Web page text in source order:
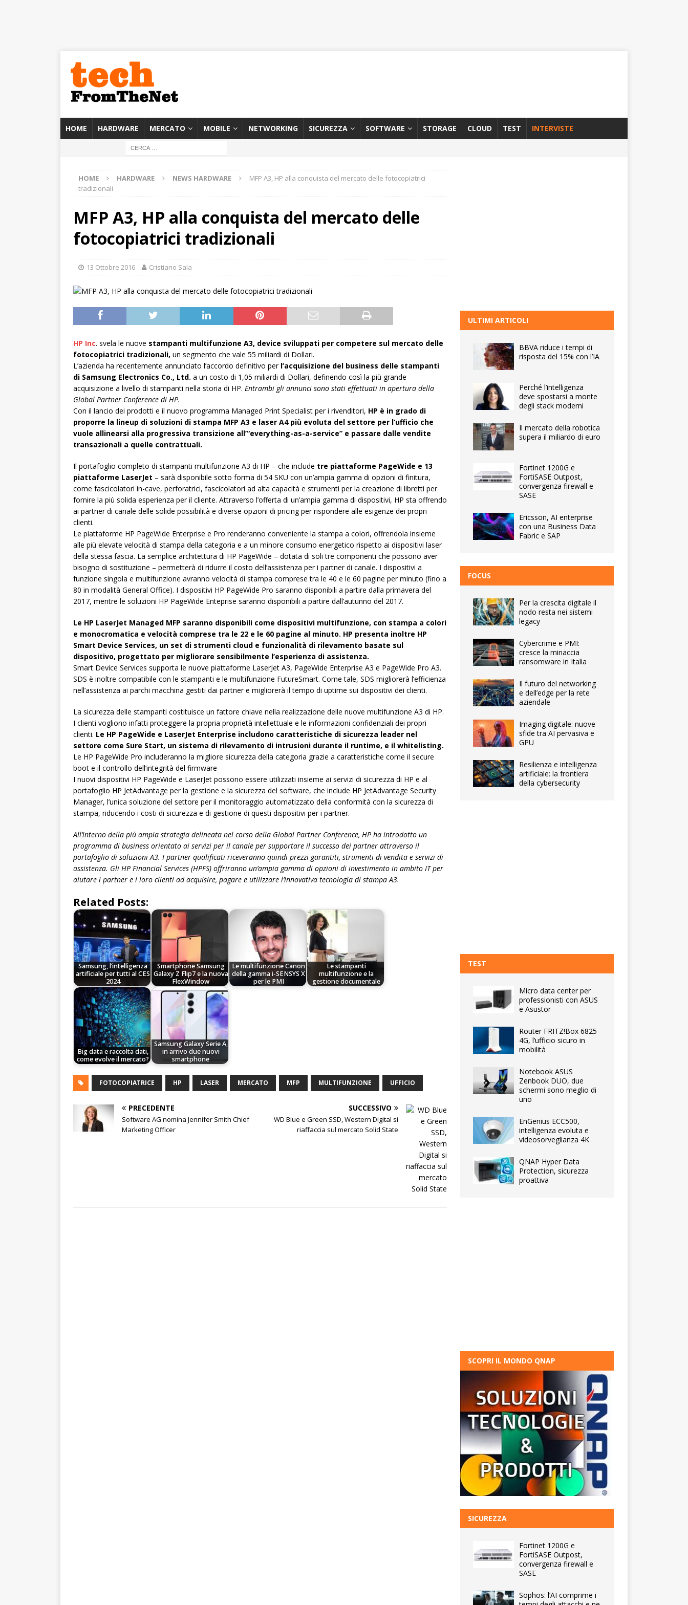
HOME HARDWARE MERCATO MOBILE NETWORKING SICUREZZA SOFTWARE STORAGE CLOUD TEST INTERVISTE
HOME HARDWARE NEWS HARDWARE
MFP A3, HP alla conquista del mercato delle fotocopiatrici
tradizionali
MFP A3, HP alla conquista del mercato delle
fotocopiatrici tradizionali
13 Ottobre 2016 Cristiano Sala
HP Inc. svela le nuove stampanti multifunzione A3, device sviluppati per competere sul mercato delle
fotocopiatrici tradizionali, un segmento che vale 55 miliardi di Dollari.
L’azienda ha recentemente annunciato l’accordo definitivo perl’acquisizione del business delle stampanti
di Samsung Electronics Co., Ltd. a un costo di 1,05 miliardi di Dollari, definendo così la più grande
acquisizione a livello di stampanti nella storia di HP. Entrambi gli annunci sono stati effettuati in apertura della
Global Partner Conference di HP.
Con il lancio dei prodotti e il nuovo programma Managed Print Specialist per i rivenditori, HP è in grado di
proporre la lineup di soluzioni di stampa MFP A3 e laser A4 più evoluta del settore per l’ufficio che
vuole allinearsi alla progressiva transizione all’“everything-as-a-service” e passare dalle vendite
transazionali a quelle contrattuali.
Il portafoglio completo di stampanti multifunzione A3 di HP – che include tre piattaforme PageWide e 13
piattaforme LaserJet – sarà disponibile sotto forma di 54 SKU con un’ampia gamma di opzioni di finitura,
come fascicolatori in-cave, perforatrici, fascicolatori ad alta capacità e strumenti per la creazione di libretti per
fornire la più solida esperienza per il cliente. Attraverso l’offerta di un’ampia gamma di dispositivi, HP sta offrendo
ai partner di canale delle solide possibilità e diverse opzioni di pricing per rispondere alle esigenze dei propri
clienti.
Le piattaforme HP PageWide Enterprise e Pro renderanno conveniente la stampa a colori, offrendola insieme
alle più elevate velocità di stampa della categoria e a un minore consumo energetico rispetto ai dispositivi laser
della stessa fascia. La semplice architettura di HP PageWide – dotata di soli tre componenti che possono aver
bisogno di sostituzione – permetterà di ridurre il costo dell’assistenza per i partner di canale. I dispositivi a
funzione singola e multifunzione avranno velocità di stampa comprese tra le 40 e le 60 pagine per minuto (fino a
80 in modalità General Office). I dispositivi HP PageWide Pro saranno disponibili a partire dalla primavera del
2017, mentre le soluzioni HP PageWide Enteprise saranno disponibili a partire dall’autunno del 2017.
Le HP LaserJet Managed MFP saranno disponibili come dispositivi multifunzione, con stampa a colori
e monocromatica e velocità comprese tra le 22 e le 60 pagine al minuto. HP presenta inoltre HP
Smart Device Services, un set di strumenti cloud e funzionalità di rilevamento basate sul
dispositivo, progettato per migliorare sensibilmente l’esperienza di assistenza.
Smart Device Services supporta le nuove piattaforme LaserJet A3, PageWide Enterprise A3 e PageWide Pro A3.
SDS è inoltre compatibile con le stampanti e le multifunzione FutureSmart. Come tale, SDS migliorerà l’efficienza
nell’assistenza ai parchi macchina gestiti dai partner e migliorerà il tempo di uptime sui dispositivi dei clienti.
La sicurezza delle stampanti costituisce un fattore chiave nella realizzazione delle nuove multifunzione A3 di HP.
I clienti vogliono infatti proteggere la propria proprietà intellettuale e le informazioni confidenziali dei propri
clienti. Le HP PageWide e LaserJet Enterprise includono caratteristiche di sicurezza leader nel
settore come Sure Start, un sistema di rilevamento di intrusioni durante il runtime, e il whitelisting.
Le HP PageWide Pro includeranno la migliore sicurezza della categoria grazie a caratteristiche come il secure
boot e il controllo dell’integrità del firmware
I nuovi dispositivi HP PageWide e LaserJet possono essere utilizzati insieme ai servizi di sicurezza di HP e al
portafoglio HP JetAdvantage per la gestione e la sicurezza del software, che include HP JetAdvantage Security
Manager, l’unica soluzione del settore per il monitoraggio automatizzato della conformità con la sicurezza di
stampa, riducendo i costi di sicurezza e di gestione di questi dispositivi per i partner.
All’interno della più ampia strategia delineata nel corso della Global Partner Conference, HP ha introdotto un
programma di business orientato ai servizi per il canale per supportare il successo dei partner attraverso il
portafoglio di soluzioni A3. I partner qualificati riceveranno quindi prezzi garantiti, strumenti di vendita e servizi di
assistenza. Gli HP Financial Services (HPFS) offriranno un’ampia gamma di opzioni di investimento in ambito IT per
aiutare i partner e i loro clienti ad acquisire, pagare e utilizzare l’innovativa tecnologia di stampa A3.
Related Posts:
Samsung, l’intelligenza
artificiale per tutti al CES
2024
Smartphone Samsung
Galaxy Z Flip7 e la nuova
FlexWindow
Le multifunzione Canon
della gamma i-SENSYS X
per le PMI
Le stampanti
multifunzione e la
gestione documentale
Big data e raccolta dati,
come evolve il mercato?
Samsung Galaxy Serie A,
in arrivo due nuovi
smartphone
FOTOCOPIATRICE HP LASER MERCATO MFP MULTIFUNZIONE UFFICIO
PRECEDENTE
Software AG nomina Jennifer Smith Chief
Marketing Officer
SUCCESSIVO
WD Blue e Green SSD, Western Digital si
riaffaccia sul mercato Solid State
ULTIMI ARTICOLI
BBVA riduce i tempi di
risposta del 15% con l’IA
Perché l’intelligenza
deve spostarsi a monte
degli stack moderni
Il mercato della robotica
supera il miliardo di euro
Fortinet 1200G e
FortiSASE Outpost,
convergenza firewall e
SASE
Ericsson, AI enterprise
con una Business Data
Fabric e SAP
FOCUS
Per la crescita digitale il
nodo resta nei sistemi
legacy
Cybercrime e PMI:
cresce la minaccia
ransomware in Italia
Il futuro del networking
e dell’edge per la rete
aziendale
Imaging digitale: nuove
sfide tra AI pervasiva e
GPU
Resilienza e intelligenza
artificiale: la frontiera
della cybersecurity
TEST
Micro data center per
professionisti con ASUS
e Asustor
Router FRITZ!Box 6825
4G, l’ufficio sicuro in
mobilità
Notebook ASUS
Zenbook DUO, due
schermi sono meglio di
uno
EnGenius ECC500,
intelligenza evoluta e
videosorveglianza 4K
QNAP Hyper Data
Protection, sicurezza
proattiva
SCOPRI IL MONDO QNAP
SICUREZZA
Fortinet 1200G e
FortiSASE Outpost,
convergenza firewall e
SASE
Sophos: l’AI comprime i